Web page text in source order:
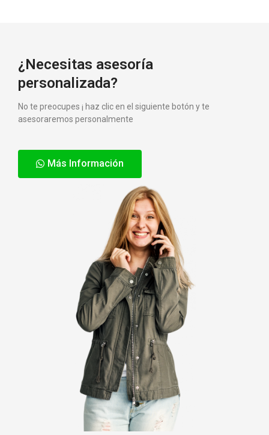
¿Necesitas asesoría
personalizada?
No te preocupes ¡ haz clic en el siguiente botón y te
asesoraremos personalmente
Más Información